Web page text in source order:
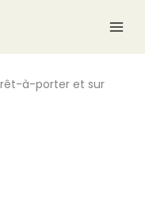
à-porter et sur